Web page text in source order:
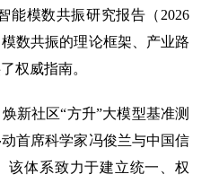
能模数共振研究报告（2026
数共振的理论框架、产业路
权威指南。
新社区“方升”大模型基准测
首席科学家冯俊兰与中国信
该体系致力于建立统一、权